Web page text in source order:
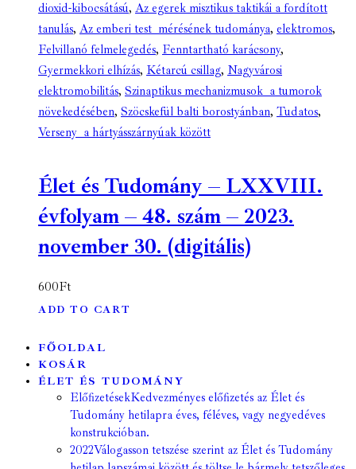
dioxid-kibocsátású, Az egerek misztikus taktikái a fordított
tanulás, Az emberi test mérésének tudománya, elektromos,
Felvillanó felmelegedés, Fenntartható karácsony,
Gyermekkori elhízás, Kétarcú csillag, Nagyvárosi
elektromobilitás, Szinaptikus mechanizmusok a tumorok
növekedésében, Szöcskefül balti borostyánban, Tudatos,
Verseny a hártyásszárnyúak között
Élet és Tudomány – LXXVIII.
évfolyam – 48. szám – 2023.
november 30. (digitális)
600Ft
ADD TO CART
FŐOLDAL
KOSÁR
ÉLET ÉS TUDOMÁNY
ElőfizetésekKedvezményes előfizetés az Élet és
Tudomány hetilapra éves, féléves, vagy negyedéves
konstrukcióban.
2022Válogasson tetszése szerint az Élet és Tudomány